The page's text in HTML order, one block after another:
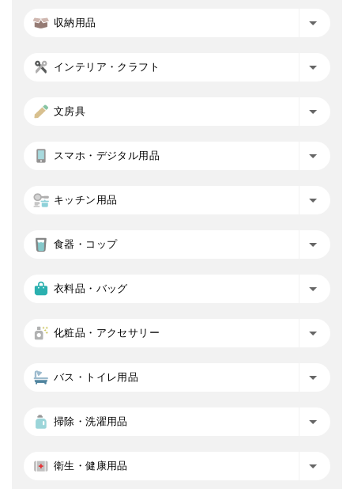
収納用品
インテリア・クラフト
文房具
スマホ・デジタル用品
キッチン用品
食器・コップ
衣料品・バッグ
化粧品・アクセサリー
バス・トイレ用品
掃除・洗濯用品
衛生・健康用品